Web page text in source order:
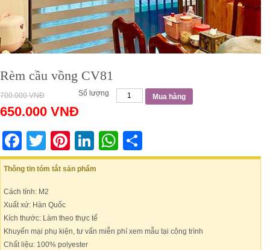
Rèm cầu vồng CV81
700.000VNĐ
650.000 VNĐ
Số lượng Mua hàng
Facebook
TwitterPinterest
LinkedIn
WhatsApp
Thông tin tóm tắt sản phẩm
Cách tính: M2
Xuất xứ: Hàn Quốc
Kích thước: Làm theo thực tế
Khuyến mại phụ kiện, tư vấn miễn phí xem mẫu tại công trình
Chất liệu: 100% polyester